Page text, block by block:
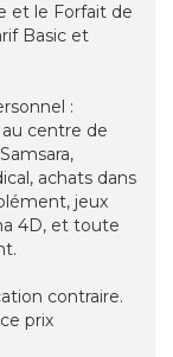
et le Forfait de
Basic et
:
centre de
achats dans
jeux
4D, et toute
contraire.
prix